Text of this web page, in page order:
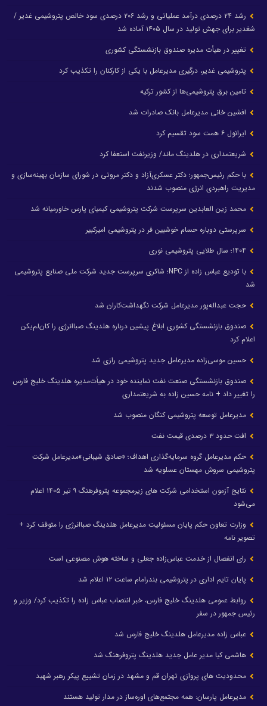
رشد ۲۴ درصدی درآمد عملیاتی و رشد ۲۰۶ درصدی سود خالص پتروشیمی غدیر /
شغدیر برای جهش تولید در سال ۱۴۰۵ آماده شد
تغییر در هیأت مدیره صندوق بازنشستگی کشوری
پتروشیمی غدیر، درگیری مدیرعامل با یکی از کارکنان را تکذیب کرد
تامین برق پتروشیمی‌ها از کشور ترکیه
افشین خانی مدیرعامل بانک صادرات شد
ایرانول ۶ همت سود تقسیم کرد
شریعتمداری در هلدینگ ماند/ وزیرنفت استعفا کرد
با حکم رئیس‌جمهور؛ دکتر عسکری‌آزاد و دکتر مروتی در شورای سازمان بهینه‌سازی و
مدیریت راهبردی انرژی منصوب شدند
محمد زین العابدین سرپرست شرکت پتروشیمی کیمیای پارس خاورمیانه شد
سرپرستی دوباره حسام خوشبین فر در پتروشیمی امیرکبیر
با تودیع عباس زاده از NPC؛ شاکری سرپرست جدید شرکت ملی صنایع پتروشیمی
شد
حجت عبداله‌پور مدیرعامل شرکت نگهداشت‌کاران شد
صندوق بازنشستگی کشوری ابلاغ پیشین درباره هلدینگ صباانرژی را کان‌لم‌یکن
اعلام کرد
حسین موسی‌زاده مدیرعامل جدید پتروشیمی رازی شد
صندوق بازنشستگی صنعت نفت نماینده خود در هیأت‌مدیره هلدینگ خلیج فارس
را تغییر داد + نامه حسین زاده به شریعتمداری
مدیرعامل توسعه پتروشیمی کنگان منصوب شد
افت حدود ۳ درصدی قیمت نفت
حکم مدیرعامل گروه سرمایه‌گذاری اهداف؛ «صادق شیبانی»مدیرعامل شرکت
پتروشیمی سروش مهستان عسلویه شد
نتایج آزمون استخدامی شرکت های زیرمجموعه پتروفرهنگ ۹ تیر ۱۴۰۵ اعلام
می‌شود
وزارت تعاون حکم پایان مسئولیت مدیرعامل هلدینگ صباانرژی را متوقف کرد +
تصویر نامه
رای انفصال از خدمت عباس‌زاده جعلی و ساخته هوش مصنوعی است
پایان تایم اداری در پتروشیمی بندرامام ساعت ۱۲ اعلام شد
روابط عمومی هلدینگ خلیج فارس، خبر انتصاب عباس زاده را تکذیب کرد/ وزیر و
رئیس جمهور در سفر
عباس زاده مدیرعامل هلدینگ خلیج فارس شد
هاشمی کیا مدیر عامل جدید هلدینگ پتروفرهنگ شد
محدودیت های پروازی تهران قم و مشهد در زمان تشییع پیکر رهبر شهید
مدیرعامل پارسان: همه مجتمع‌های اوره‌ساز در مدار تولید هستند